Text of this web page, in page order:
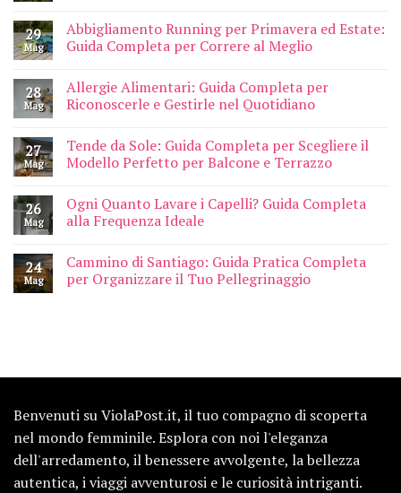
29
Mag
Abbigliamento Running per Primavera ed Estate:
Guida Completa per Correre al Meglio
28
Mag
Allergie Alimentari: Guida Completa per
Riconoscerle e Gestirle nel Quotidiano
27
Mag
Tende da Sole: Guida Completa per Scegliere il
Modello Perfetto per Balcone e Terrazzo
26
Mag
Ogni Quanto Lavare i Capelli? Guida Completa
alla Frequenza Ideale
24
Mag
Cammino di Santiago: Guida Pratica Completa
per Organizzare il Tuo Pellegrinaggio
Benvenuti su ViolaPost.it, il tuo compagno di scoperta
nel mondo femminile. Esplora con noi l'eleganza
dell'arredamento, il benessere avvolgente, la bellezza
autentica, i viaggi avventurosi e le curiosità intriganti.